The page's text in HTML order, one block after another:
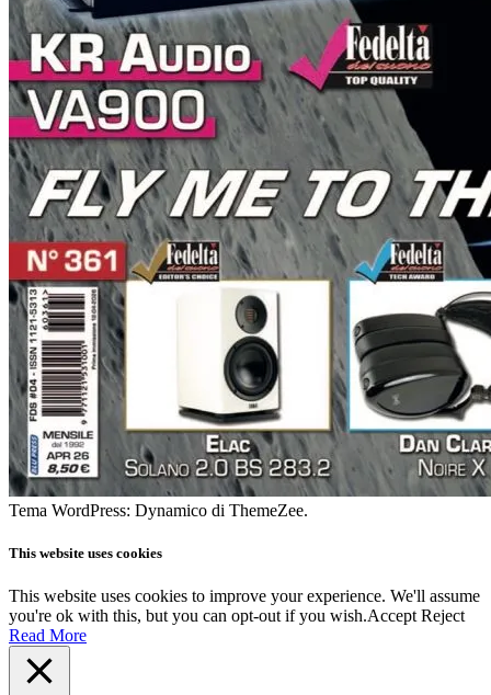
Tema WordPress: Dynamico di ThemeZee.
This website uses cookies
This website uses cookies to improve your experience. We'll assume
you're ok with this, but you can opt-out if you wish.Accept Reject
Read More